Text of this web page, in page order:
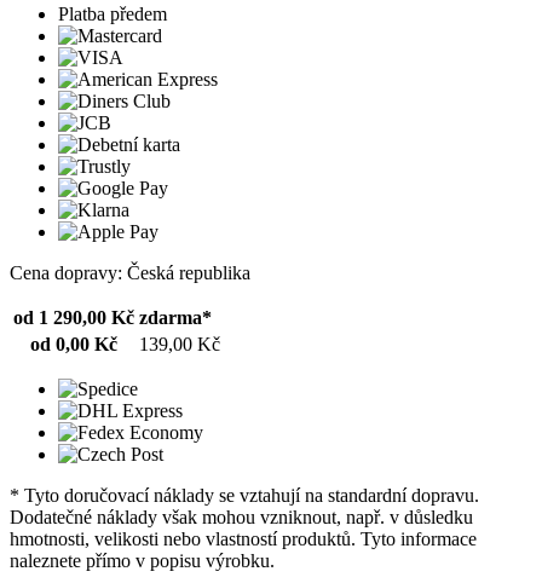
Platba předem
Cena dopravy: Česká republika
od 1 290,00 Kč zdarma*
od 0,00 Kč
139,00 Kč
* Tyto doručovací náklady se vztahují na standardní dopravu.
Dodatečné náklady však mohou vzniknout, např. v důsledku
hmotnosti, velikosti nebo vlastností produktů. Tyto informace
naleznete přímo v popisu výrobku.